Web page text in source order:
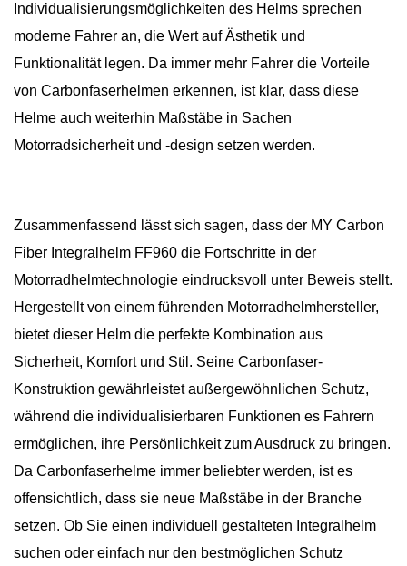
Individualisierungsmöglichkeiten des Helms sprechen
moderne Fahrer an, die Wert auf Ästhetik und
Funktionalität legen. Da immer mehr Fahrer die Vorteile
von Carbonfaserhelmen erkennen, ist klar, dass diese
Helme auch weiterhin Maßstäbe in Sachen
Motorradsicherheit und -design setzen werden.
Zusammenfassend lässt sich sagen, dass der MY Carbon
Fiber Integralhelm FF960 die Fortschritte in der
Motorradhelmtechnologie eindrucksvoll unter Beweis stellt.
Hergestellt von einem führenden Motorradhelmhersteller,
bietet dieser Helm die perfekte Kombination aus
Sicherheit, Komfort und Stil. Seine Carbonfaser-
Konstruktion gewährleistet außergewöhnlichen Schutz,
während die individualisierbaren Funktionen es Fahrern
ermöglichen, ihre Persönlichkeit zum Ausdruck zu bringen.
Da Carbonfaserhelme immer beliebter werden, ist es
offensichtlich, dass sie neue Maßstäbe in der Branche
setzen. Ob Sie einen individuell gestalteten Integralhelm
suchen oder einfach nur den bestmöglichen Schutz